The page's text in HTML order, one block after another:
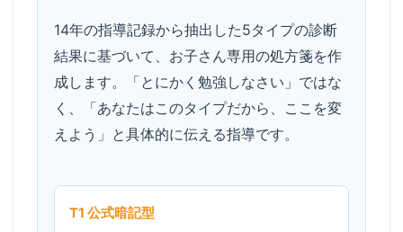
14年の指導記録から抽出した5タイプの診断
結果に基づいて、お子さん専用の処方箋を作
成します。「とにかく勉強しなさい」ではな
く、「あなたはこのタイプだから、ここを変
えよう」と具体的に伝える指導です。
T1 公式暗記型